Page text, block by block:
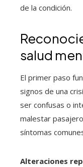
de la condición.
salud
El primer paso
signos de una
ser confusas o
malestar
síntomas
Alteraciones